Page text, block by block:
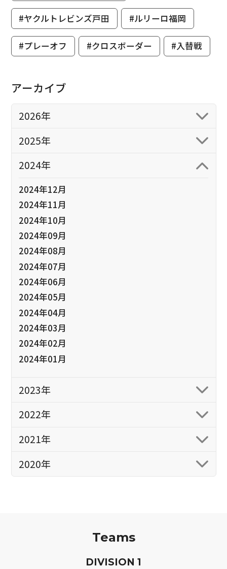
#ヤクルトレビンズ戸田 #ルリーロ福岡
#プレーオフ #クロスボーダー #入替戦
アーカイブ
2026年
2025年
2024年
2024年12月
2024年11月
2024年10月
2024年09月
2024年08月
2024年07月
2024年06月
2024年05月
2024年04月
2024年03月
2024年02月
2024年01月
2023年
2022年
2021年
2020年
Teams
DIVISION 1